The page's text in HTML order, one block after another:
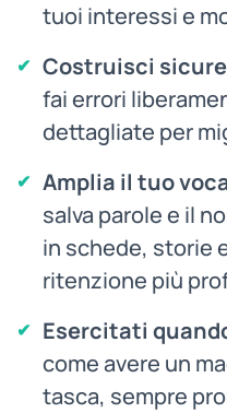
tuoi interessi e
Costruisci
fai errori
dettagliate per
Amplia il tuo
salva parole e il
in schede, storie
ritenzione più
Esercitati
come avere un
tasca, sempre